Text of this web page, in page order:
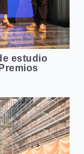
estudio